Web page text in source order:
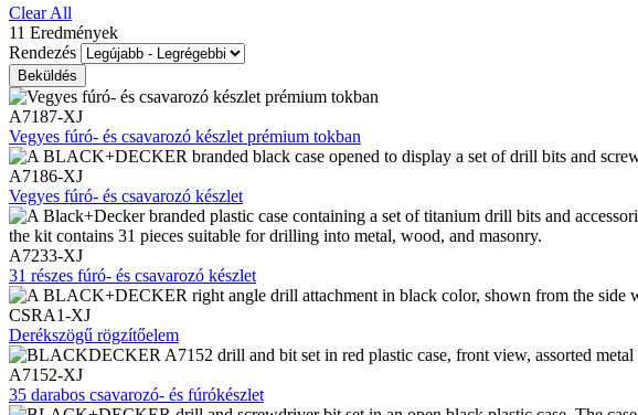
Clear All
11 Eredmények
Rendezés
A7187-XJ
Vegyes fúró- és csavarozó készlet prémium tokban
A7186-XJ
Vegyes fúró- és csavarozó készlet
A7233-XJ
31 részes fúró- és csavarozó készlet
CSRA1-XJ
Derékszögű rögzítőelem
A7152-XJ
35 darabos csavarozó- és fúrókészlet